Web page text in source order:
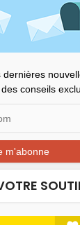
conseils